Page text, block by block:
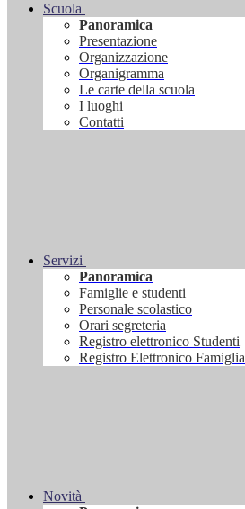
Scuola
Panoramica
Presentazione
Organizzazione
Organigramma
Le carte della scuola
I luoghi
Contatti
Servizi
Panoramica
Famiglie e studenti
Personale scolastico
Orari segreteria
Registro elettronico Studenti
Registro Elettronico Famiglia
Novità